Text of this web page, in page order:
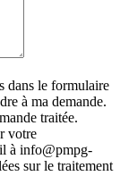
dans le formulaire
à ma demande.
traitée.
votre
à info@pmpg-
sur le traitement